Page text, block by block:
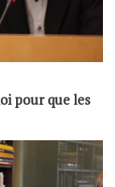
pour que les